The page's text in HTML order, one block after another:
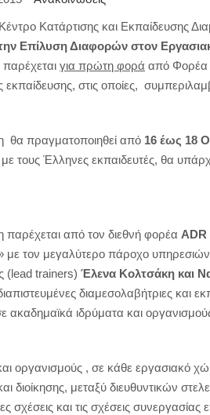
Κατάρτισης και
την Επίλυση Διαφορών στον
για πρώτη φορά από Φορέα
στις οποίες,
θα πραγματοποιηθεί από 16 έως 18
τους Έλληνες εκπαιδευτές, θα
παρέχεται από τον διεθνή φορέα ADR
τον μεγαλύτερο πάροχο υπηρεσιών
(lead trainers) Έλενα Κολτσάκη και
διαμεσολαβήτριες και
ακαδημαϊκά ιδρύματα και
και οργανισμούς , σε κάθε εργασιακό
διοίκησης, μεταξύ διευθυντικών
σχέσεις και τις σχέσεις